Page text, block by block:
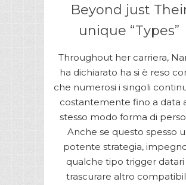
Beyond just
unique “Types”
Throughout her carriera,
ha dichiarato ha si è reso
che numerosi i singoli
costantemente fino a data
stesso modo forma di
Anche se questo spesso
potente strategia,
qualche tipo trigger datari
trascurare altro